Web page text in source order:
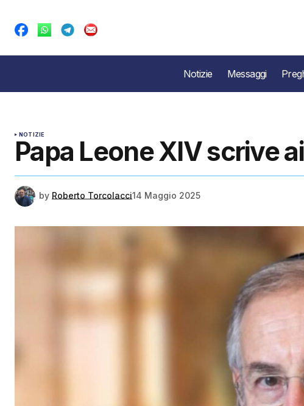
Notizie Messaggi
NOTIZIE
Papa Leone XIV scrive
by Roberto Torcolacci14 Maggio 2025